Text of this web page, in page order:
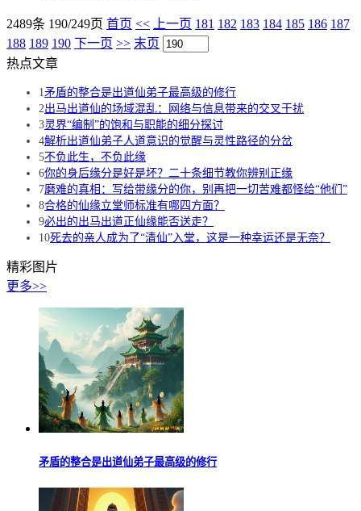
2489条 190/249页 首页 << 上一页 181 182 183 184 185 186 187
188 189 190 下一页 >> 末页
热点文章
1矛盾的整合是出道仙弟子最高级的修行
2出马出道仙的场域混乱：网络与信息带来的交叉干扰
3灵界“编制”的饱和与职能的细分探讨
4解析出道仙弟子人道意识的觉醒与灵性路径的分岔
5不负此生，不负此缘
6你的身后缘分是好是坏？二十条细节教你辨别正缘
7磨难的真相：写给带缘分的你，别再把一切苦难都怪给“他们”
8合格的仙缘立堂师标准有哪四方面？
9必出的出马出道正仙缘能否送走？
10死去的亲人成为了“清仙”入堂，这是一种幸运还是无奈？
精彩图片
更多>>
矛盾的整合是出道仙弟子最高级的修行